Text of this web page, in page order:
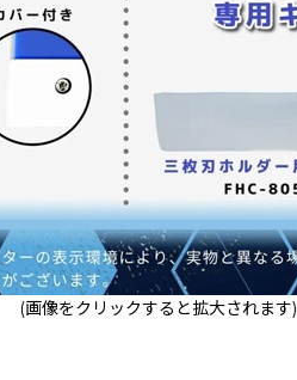
(画像をクリックすると拡大されます)